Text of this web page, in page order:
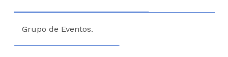
Grupo de Eventos.